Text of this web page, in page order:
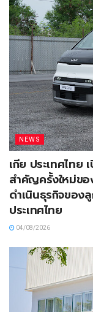
NEWS
เกีย ประเทศไทย
สำคัญครั้งใหม่ข
ดำเนินธุรกิจของ
ประเทศไทย
04/08/2026